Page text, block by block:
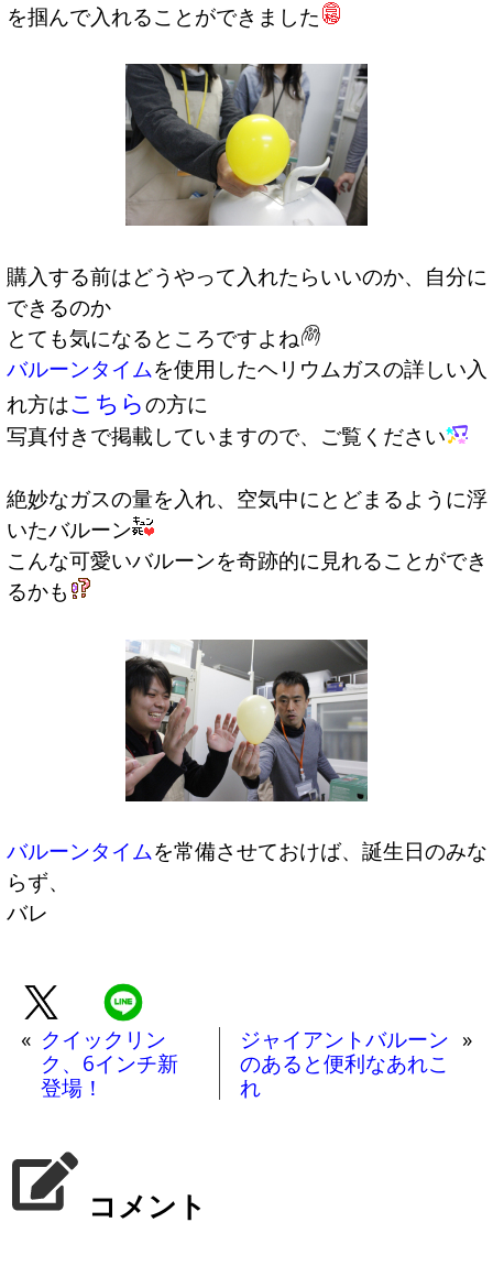
を掴んで入れることができました
購入する前はどうやって入れたらいいのか、自分に
できるのか
とても気になるところですよね
バルーンタイムを使用したヘリウムガスの詳しい入
れ方はこちらの方に
写真付きで掲載していますので、ご覧ください
絶妙なガスの量を入れ、空気中にとどまるように浮
いたバルーン
こんな可愛いバルーンを奇跡的に見れることができ
るかも
バルーンタイムを常備させておけば、誕生日のみな
らず、
バレ
« クイックリン
ク、6インチ新
登場！
ジャイアントバルーン
のあると便利なあれこ
れ
»
コメント